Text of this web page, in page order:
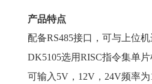
产品特点
配备RS485接口，可与上位
DK5105选用RISC指令集单
可输入5V，12V，24V频率